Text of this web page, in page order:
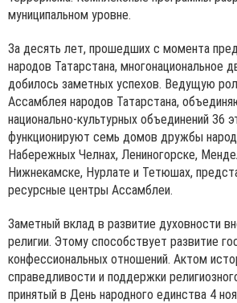
муниципальном уровне.
За десять лет, прошедших с момента
народов Татарстана, многонациональное
добилось заметных успехов. Ведущую
Ассамблея народов Татарстана,
национально-культурных объединений 36
функционируют семь домов дружбы
Набережных Челнах, Лениногорске,
Нижнекамске, Нурлате и Тетюшах,
ресурсные центры Ассамблеи.
Заметный вклад в развитие духовности
религии. Этому способствует развитие
конфессиональных отношений. Актом
справедливости и поддержки
принятый в День народного единства 4